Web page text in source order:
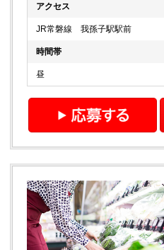
アクセス
JR常磐線 我孫子駅駅前
時間帯
昼